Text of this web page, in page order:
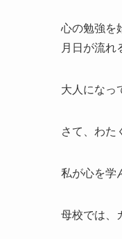
心の勉強を
月日が流れ
大人になっ
さて、わた
私が心を学
母校では、